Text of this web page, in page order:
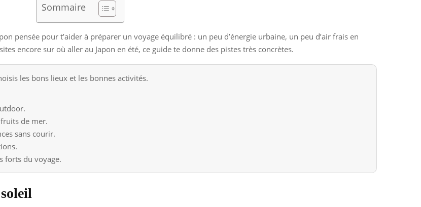
Sommaire
pensée pour t’aider à préparer un voyage équilibré : un peu d’énergie urbaine, un peu d’air frais en
encore sur où aller au Japon en été, ce guide te donne des pistes très concrètes.
les bons lieux et les bonnes activités.
de mer.
sans courir.
forts du voyage.